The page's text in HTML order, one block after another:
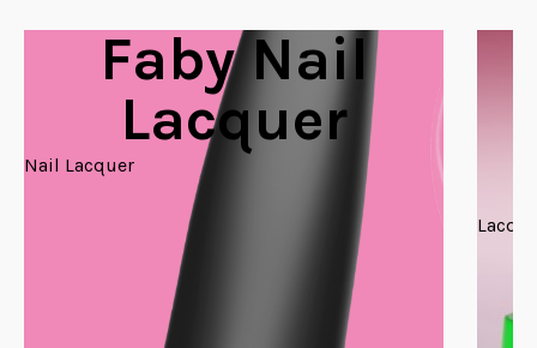
Faby Nail
Lacquer
Nail Lacquer